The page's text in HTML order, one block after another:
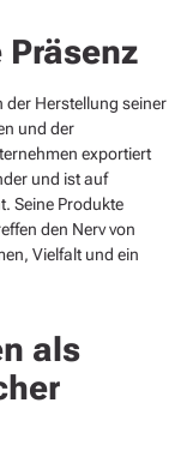
der Herstellung seiner
und der
exportiert
und ist auf
Seine Produkte
den Nerv von
Vielfalt und ein
als